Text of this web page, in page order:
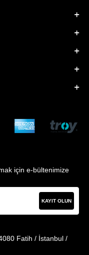
için e-bültenimize
KAYIT OLUN
Fatih / İstanbul /